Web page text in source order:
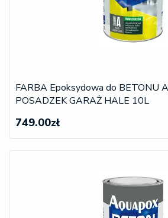
FARBA Epoksydowa do BETONU
POSADZEK GARAŻ HALE 10L
749.00zł